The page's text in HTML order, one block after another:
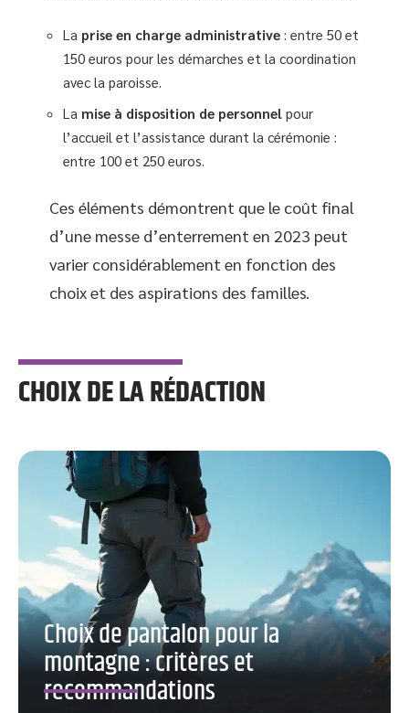
La prise en charge administrative : entre 50 et
150 euros pour les démarches et la coordination
avec la paroisse.
La mise à disposition de personnel pour
l’accueil et l’assistance durant la cérémonie :
entre 100 et 250 euros.
Ces éléments démontrent que le coût final
d’une messe d’enterrement en 2023 peut
varier considérablement en fonction des
choix et des aspirations des familles.
CHOIX DE LA RÉDACTION
Choix de pantalon pour la
montagne : critères et
recommandations